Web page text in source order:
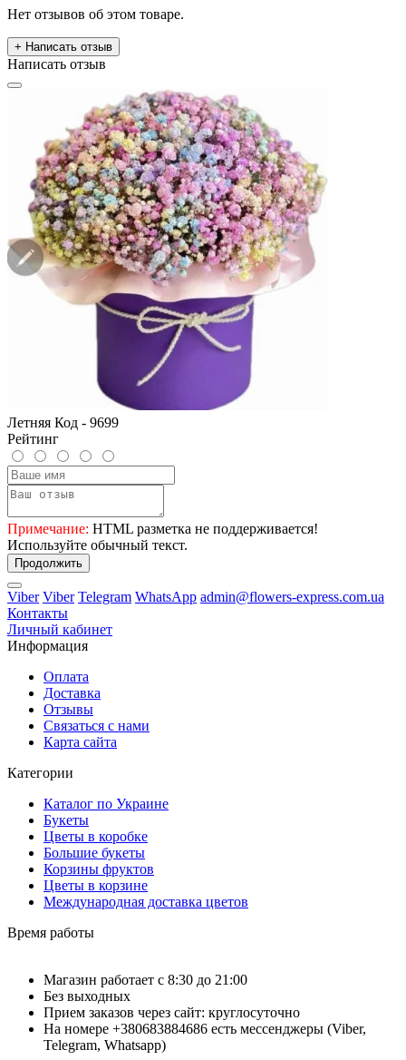
Нет отзывов об этом товаре.
+ Написать отзыв
Написать отзыв
Летняя Код - 9699
Рейтинг
Примечание: HTML разметка не поддерживается!
Используйте обычный текст.
Продолжить
Viber Viber Telegram WhatsApp admin@flowers-express.com.ua
Контакты
Личный кабинет
Информация
Оплата
Доставка
Отзывы
Связаться с нами
Карта сайта
Категории
Каталог по Украине
Букеты
Цветы в коробке
Большие букеты
Корзины фруктов
Цветы в корзине
Международная доставка цветов
Время работы
Магазин работает с 8:30 до 21:00
Без выходных
Прием заказов через сайт: круглосуточно
На номере +380683884686 есть мессенджеры (Viber,
Telegram, Whatsapp)